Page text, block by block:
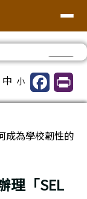
中 小
成為學校韌性的
理「SEL